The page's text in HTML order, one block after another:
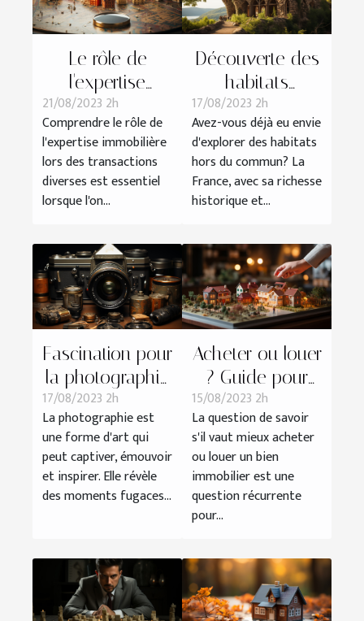
Le rôle de
l'expertise
immobilière
dans les
transactions
diverses
21/08/2023 2h
Comprendre le rôle de
l'expertise immobilière
lors des transactions
diverses est essentiel
lorsque l'on...
Découverte des
habitats
insolites en
France
17/08/2023 2h
Avez-vous déjà eu envie
d'explorer des habitats
hors du commun? La
France, avec sa richesse
historique et...
Fascination pour
la photographie
: la culture SLR
17/08/2023 2h
La photographie est
une forme d'art qui
peut captiver, émouvoir
et inspirer. Elle révèle
des moments fugaces...
Acheter ou louer
? Guide pour
faire le meilleur
choix immobilier
15/08/2023 2h
La question de savoir
s'il vaut mieux acheter
ou louer un bien
immobilier est une
question récurrente
pour...